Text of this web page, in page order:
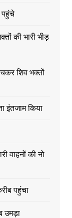
पहुंचे
की भारी भीड़
शिव भक्तों
इंतजाम किया
वाहनों की नो
पहुंचा
उमड़ा